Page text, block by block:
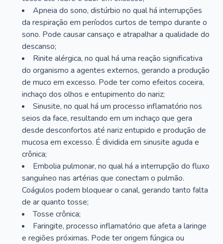
Apneia do sono, distúrbio no qual há interrupções
da respiração em períodos curtos de tempo durante o
sono. Pode causar cansaço e atrapalhar a qualidade do
descanso;
Rinite alérgica, no qual há uma reação significativa
do organismo a agentes externos, gerando a produção
de muco em excesso. Pode ter como efeitos coceira,
inchaço dos olhos e entupimento do nariz;
Sinusite, no qual há um processo inflamatório nos
seios da face, resultando em um inchaço que gera
desde desconfortos até nariz entupido e produção de
mucosa em excesso. É dividida em sinusite aguda e
crônica;
Embolia pulmonar, no qual há a interrupção do fluxo
sanguíneo nas artérias que conectam o pulmão.
Coágulos podem bloquear o canal, gerando tanto falta
de ar quanto tosse;
Tosse crônica;
Faringite, processo inflamatório que afeta a laringe
e regiões próximas. Pode ter origem fúngica ou